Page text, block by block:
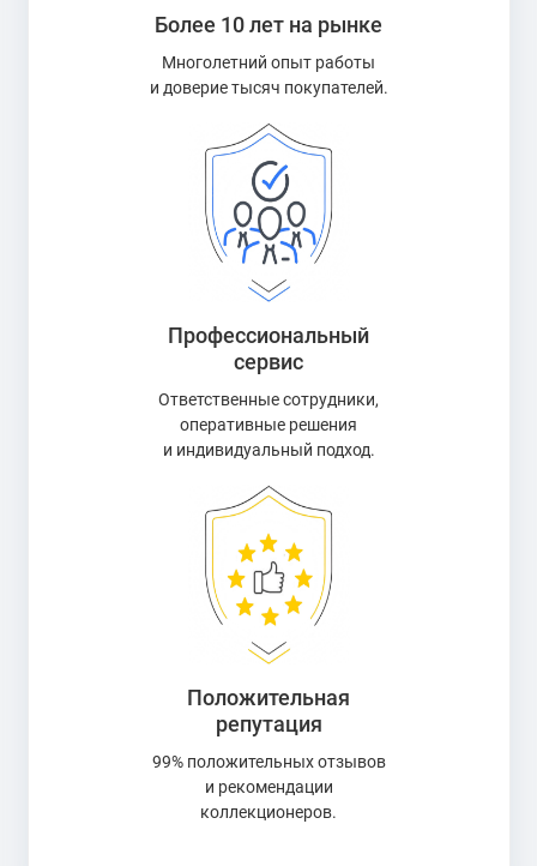
Более 10 лет на рынке
Многолетний опыт работы
и доверие тысяч покупателей.
Профессиональный
сервис
Ответственные сотрудники,
оперативные решения
и индивидуальный подход.
Положительная
репутация
99% положительных отзывов
и рекомендации
коллекционеров.